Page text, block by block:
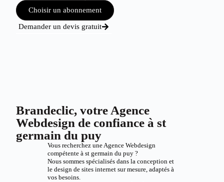
Choisir un abonnement
Demander un devis gratuit
Brandeclic, votre Agence
Webdesign de confiance à st
germain du puy
Vous recherchez une Agence Webdesign
compétente à st germain du puy ?
Nous sommes spécialisés dans la conception et
le design de sites internet sur mesure, adaptés à
vos besoins.